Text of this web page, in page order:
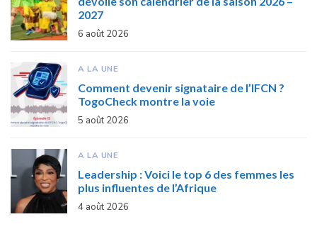
2027
6 août 2026
A LA UNE
Comment devenir signataire de l’IFCN ?
TogoCheck montre la voie
5 août 2026
A LA UNE
Leadership : Voici le top 6 des femmes les
plus influentes de l’Afrique
4 août 2026